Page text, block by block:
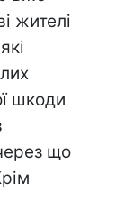
жителі
шкоди
що